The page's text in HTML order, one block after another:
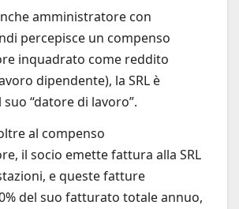
amministratore con
percepisce un compenso
inquadrato come reddito
dipendente), la SRL è
“datore di lavoro”.
al compenso
il socio emette fattura alla SRL
e queste fatture
del suo fatturato totale annuo,